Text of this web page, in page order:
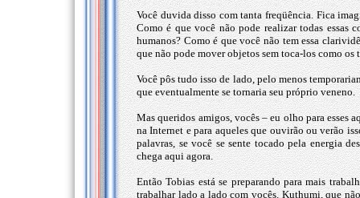
Você duvida disso com tanta freqüência. Fica
Como é que você não pode realizar todas essas
humanos? Como é que você não tem essa
que não pode mover objetos sem toca-los como os
Você pôs tudo isso de lado, pelo menos
que eventualmente se tornaria seu próprio veneno.
Mas queridos amigos, vocês – eu olho para esses
na Internet e para aqueles que ouvirão ou verão
palavras, se você se sente tocado pela energia
chega aqui agora.
Então Tobias está se preparando para mais
trabalhar lado a lado com vocês. Kuthumi, que